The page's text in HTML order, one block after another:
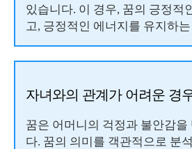
있습니다. 이 경우, 꿈의 긍정적
고, 긍정적인 에너지를 유지하
자녀와의 관계가 어려운 경
꿈은 어머니의 걱정과 불안감을
다. 꿈의 의미를 객관적으로 분